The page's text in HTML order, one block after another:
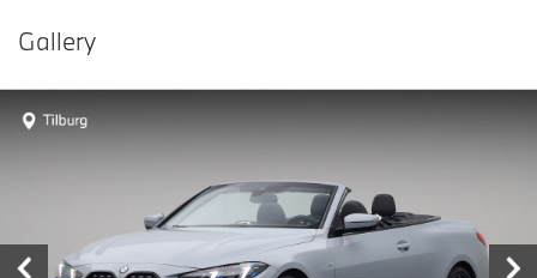
Delen
Prijs € 64.880,-
Gallery